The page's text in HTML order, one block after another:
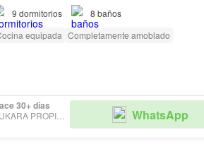
9 dormitorios 8 baños
equipada Completamente amoblado
30+ días
PUKARA PROPIEDADES WhatsApp